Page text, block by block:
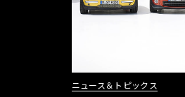
ニュース＆トピックス